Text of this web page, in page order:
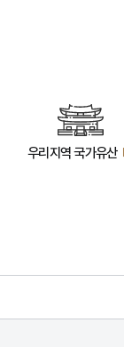
우리지역 국가유산